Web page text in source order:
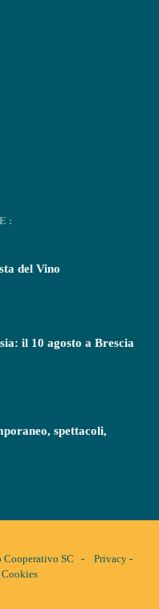
del Vino
il 10 agosto a Brescia
spettacoli,
Cooperativo SC - Privacy -